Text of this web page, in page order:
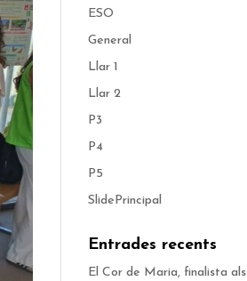
ESO
General
Llar 1
Llar 2
P3
P4
P5
SlidePrincipal
Entrades recents
El Cor de Maria, finalista als